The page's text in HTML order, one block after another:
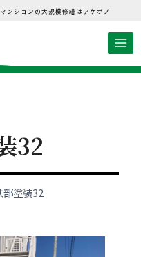
ンションの大規模修繕はアケボノ
32
部塗装32